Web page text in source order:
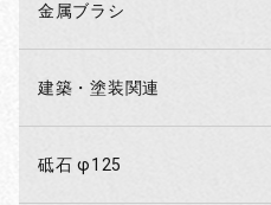
金属ブラシ
建築・塗装関連
砥石 φ125